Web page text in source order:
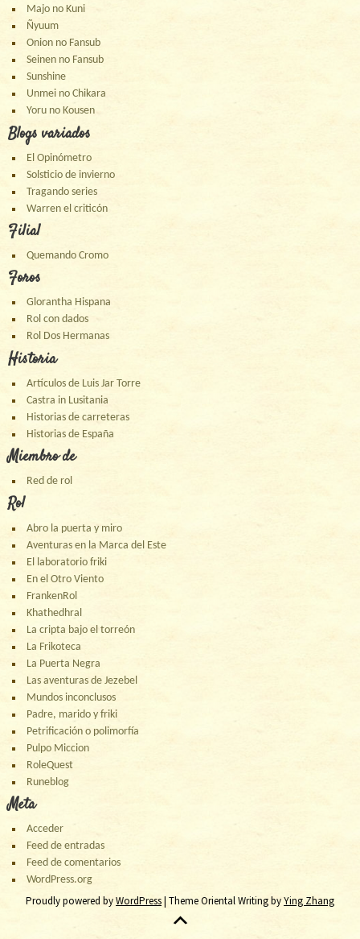
Majo no Kuni
Ñyuum
Onion no Fansub
Seinen no Fansub
Sunshine
Unmei no Chikara
Yoru no Kousen
Blogs variados
El Opinómetro
Solsticio de invierno
Tragando series
Warren el criticón
Filial
Quemando Cromo
Foros
Glorantha Hispana
Rol con dados
Rol Dos Hermanas
Historia
Artículos de Luis Jar Torre
Castra in Lusitania
Historias de carreteras
Historias de España
Miembro de
Red de rol
Rol
Abro la puerta y miro
Aventuras en la Marca del Este
El laboratorio friki
En el Otro Viento
FrankenRol
Khathedhral
La cripta bajo el torreón
La Frikoteca
La Puerta Negra
Las aventuras de Jezebel
Mundos inconclusos
Padre, marido y friki
Petrificación o polimorfía
Pulpo Miccion
RoleQuest
Runeblog
Meta
Acceder
Feed de entradas
Feed de comentarios
WordPress.org
Proudly powered byWordPress| Theme Oriental Writing byYing Zhang